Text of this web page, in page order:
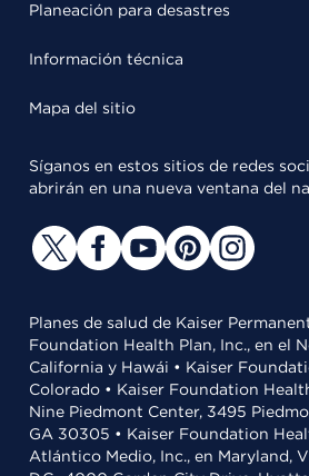
Planeación para desastres
Información técnica
Mapa del sitio
Síganos en estos sitios de redes
abrirán en una nueva ventana del
Planes de salud de Kaiser
Foundation Health Plan, Inc., en el
California y Hawái • Kaiser
Colorado • Kaiser Foundation
Nine Piedmont Center, 3495
GA 30305 • Kaiser Foundation
Atlántico Medio, Inc., en Maryland,